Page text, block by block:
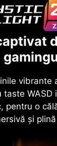
vibrante
taste WASD
pentru o
și